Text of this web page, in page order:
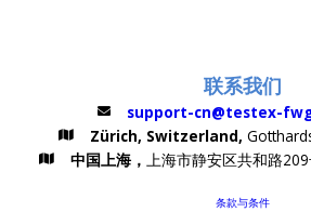
联系我们
support-cn@testex-
Zürich, Switzerland,
中国上海， 上海市静安区共和路
条款与条件